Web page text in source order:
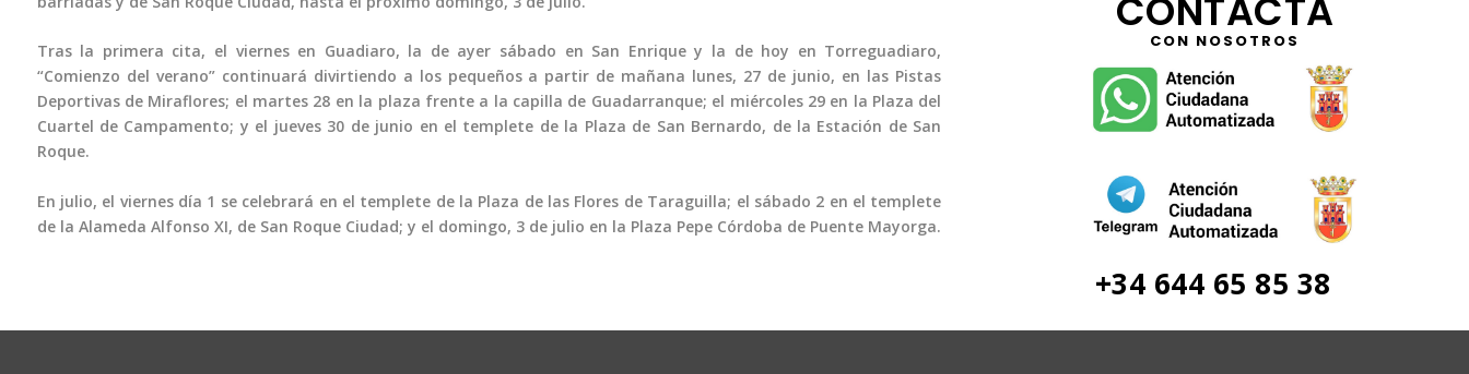
Tras la primera cita, el viernes en Guadiaro, la de ayer sábado en San Enrique y la de hoy en Torreguadiaro,
“Comienzo del verano” continuará divirtiendo a los pequeños a partir de mañana lunes, 27 de junio, en las Pistas
Deportivas de Miraflores; el martes 28 en la plaza frente a la capilla de Guadarranque; el miércoles 29 en la Plaza del
Cuartel de Campamento; y el jueves 30 de junio en el templete de la Plaza de San Bernardo, de la Estación de San
Roque.
En julio, el viernes día 1 se celebrará en el templete de la Plaza de las Flores de Taraguilla; el sábado 2 en el templete
de la Alameda Alfonso XI, de San Roque Ciudad; y el domingo, 3 de julio en la Plaza Pepe Córdoba de Puente Mayorga.
CONTACTA
CON NOSOTROS
+34 644 65 85 38